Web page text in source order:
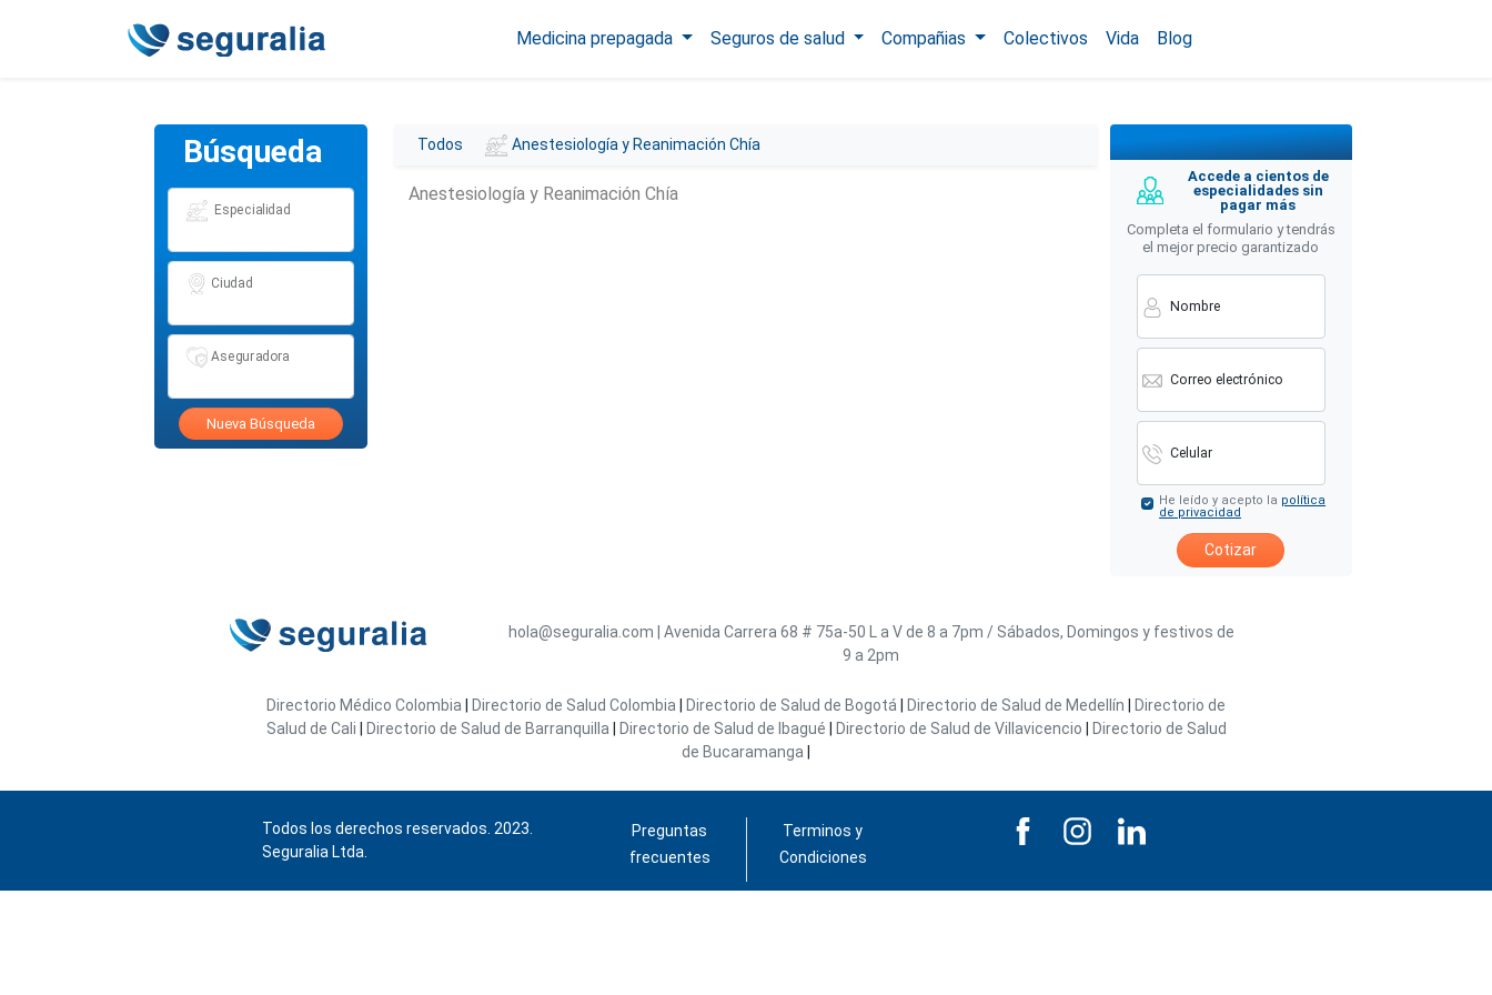
Medicina prepagada Seguros de salud Compañias Colectivos Vida Blog
Búsqueda
Especialidad
Ciudad
Aseguradora
Nueva Búsqueda
Todos Anestesiología y Reanimación Chía
Anestesiología y Reanimación Chía
Accede a cientos de
especialidades sin
pagar más
Completa el formulario y tendrás
el mejor precio garantizado
Nombre
Correo electrónico
Celular
He leído y acepto la política
de privacidad
Cotizar
hola@seguralia.com Avenida Carrera 68 # 75a-50
L a V de 8 a 7pm / Sábados, Domingos y festivos de
9 a 2pm
Directorio Médico Colombia Directorio de Salud Colombia Directorio de Salud de Bogotá Directorio de Salud de Medellín
Directorio de
Salud de Cali
Directorio de Salud de Barranquilla Directorio de Salud de Ibagué Directorio de Salud de Villavicencio
Directorio de Salud
de Bucaramanga
Todos los derechos reservados. 2023.
Seguralia Ltda.
Preguntas
frecuentes
Terminos y
Condiciones